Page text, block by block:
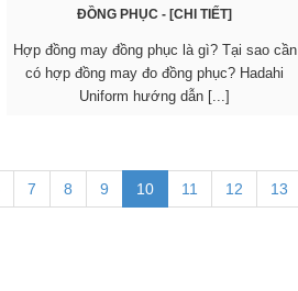
ĐỒNG PHỤC - [CHI TIẾT]
Hợp đồng may đồng phục là gì? Tại sao cần
có hợp đồng may đo đồng phục? Hadahi
Uniform hướng dẫn [...]
7 8 9 10 11 12 13